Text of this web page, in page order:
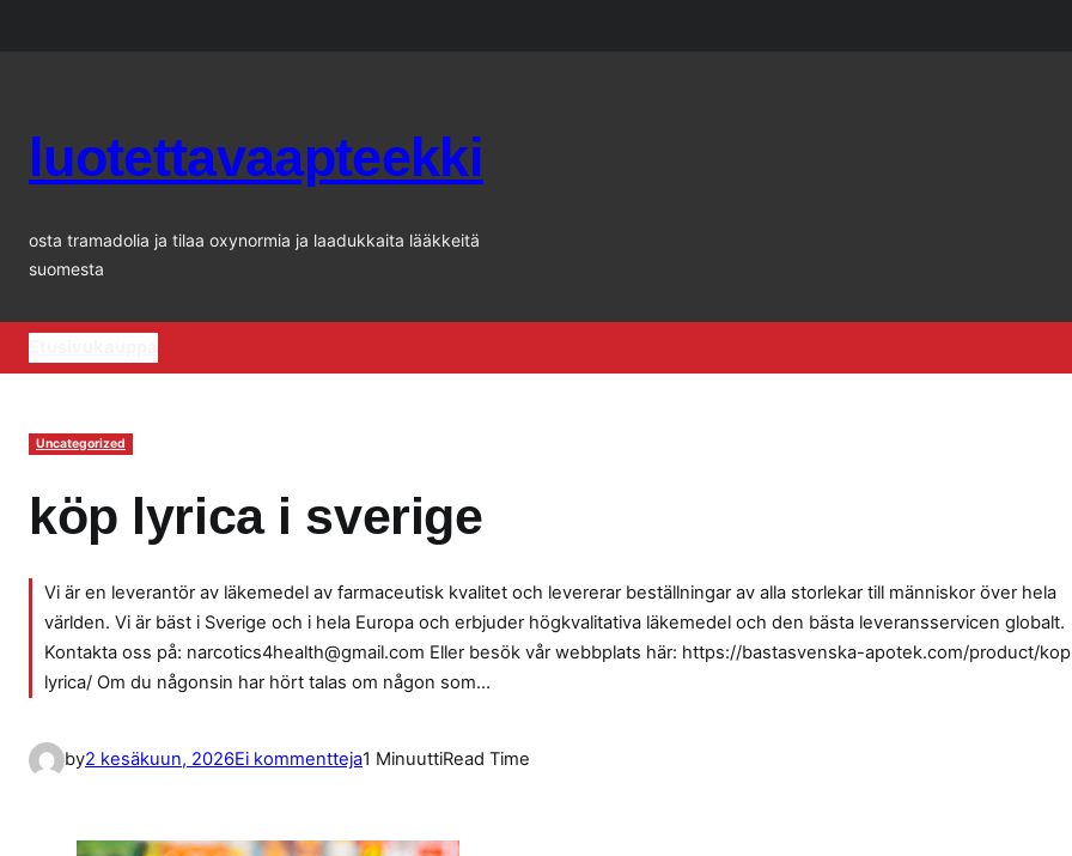
luotettavaapteekki
osta tramadolia ja tilaa oxynormia ja laadukkaita lääkkeitä
suomesta
Uncategorized
köp lyrica i sverige
Vi är en leverantör av läkemedel av farmaceutisk kvalitet och levererar beställningar av alla storlekar till människor över hela
världen. Vi är bäst i Sverige och i hela Europa och erbjuder högkvalitativa läkemedel och den bästa leveransservicen globalt.
Kontakta oss på: narcotics4health@gmail.com Eller besök vår webbplats här: https://bastasvenska-apotek.com/product/
lyrica/ Om du någonsin har hört talas om någon som…
by2 kesäkuun, 2026Ei kommenttejaa
i
1 MinuuttiRead Time